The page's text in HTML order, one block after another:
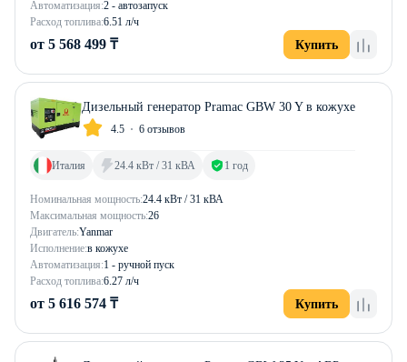
Автоматизация:2 - автозапуск
Расход топлива:6.51 л/ч
от 5 568 499 ₸ Купить
Дизельный генератор Pramac GBW 30 Y в кожухе
4.5 6 отзывов
Номинальная мощность:24.4 кВт / 31 кВА
Максимальная мощность:26
Двигатель:Yanmar
Исполнение:в кожухе
Автоматизация:1 - ручной пуск
Расход топлива:6.27 л/ч
Италия 24.4 кВт / 31 кВА 1 год
от 5 616 574 ₸ Купить